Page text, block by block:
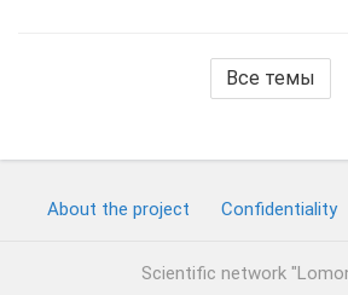
Все темы
About the project Confidentiality
Scientific network